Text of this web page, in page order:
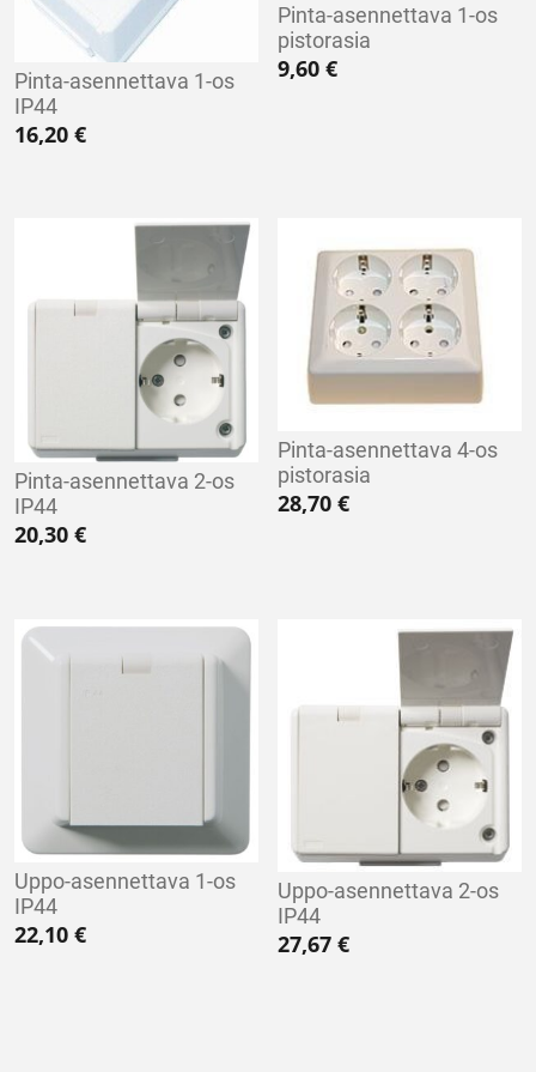
Pinta-asennettava 1-os
IP44
16,20 €
Pinta-asennettava 1-os
pistorasia
9,60€
Pinta-asennettava 2-os
IP44
20,30 €
Pinta-asennettava 4-os
pistorasia
28,70€
Uppo-asennettava 1-os
IP44
22,10 €
Uppo-asennettava 2-os
IP44
27,67€